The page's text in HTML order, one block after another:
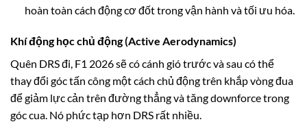
hoàn toàn cách động cơ đốt trong vận hành và tối ưu hóa.
Khí động học chủ động (Active Aerodynamics)
Quên DRS đi, F1 2026 sẽ có cánh gió trước và sau có thể
thay đổi góc tấn công một cách chủ động trên khắp vòng đua
để giảm lực cản trên đường thẳng và tăng downforce trong
góc cua. Nó phức tạp hơn DRS rất nhiều.